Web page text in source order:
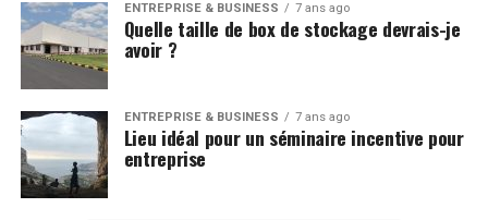
ENTREPRISE & BUSINESS 7 ans ago
Quelle taille de box de stockage devrais-je
avoir ?
ENTREPRISE & BUSINESS 7 ans ago
Lieu idéal pour un séminaire incentive pour
entreprise